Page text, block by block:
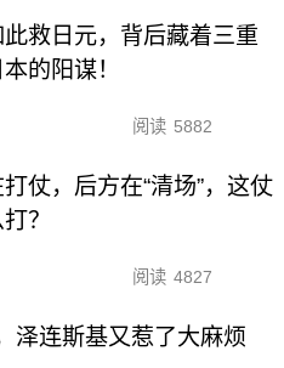
救日元，背后藏着三重
的阳谋！
阅读 5882
仗，后方在“清场”，这仗
？
阅读 4827
泽连斯基又惹了大麻烦